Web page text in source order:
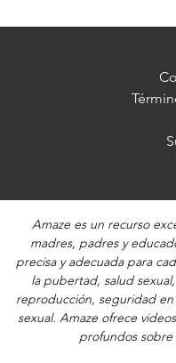
Amaze es un recurso
madres, padres y
precisa y adecuada para
la pubertad, salud
reproducción, seguridad
sexual. Amaze ofrece
profundos sobre